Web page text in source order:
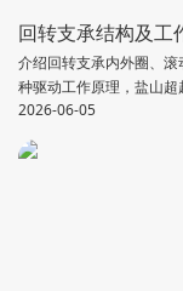
回转支承结构及工
介绍回转支承内外圈、
种驱动工作原理，盐山超
2026-06-05